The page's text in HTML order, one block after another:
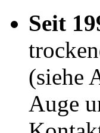
Seit
(siehe
Auge